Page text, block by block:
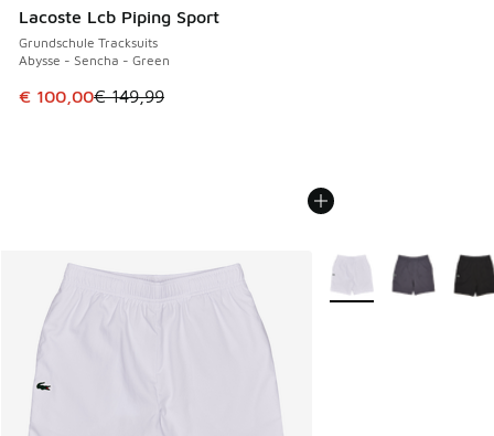
Lacoste Lcb Piping Sport
Grundschule Tracksuits
Abysse - Sencha - Green
Dieser Artikel ist im Sale. Der Preis ist von € 149,99 auf €
€ 100,00€ 149,99
Weitere Farben